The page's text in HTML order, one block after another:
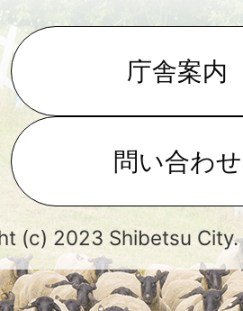
庁舎案内
問い合わせ
(c) 2023 Shibetsu City.